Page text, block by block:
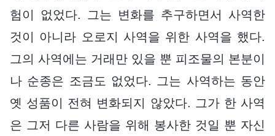
험이 없었다. 그는 변화를 추구하면서 사역한
것이 아니라 오로지 사역을 위한 사역을 했다.
그의 사역에는 거래만 있을 뿐 피조물의 본분이
나 순종은 조금도 없었다. 그는 사역하는 동안
옛 성품이 전혀 변화되지 않았다. 그가 한 사역
은 그저 다른 사람을 위해 봉사한 것일 뿐 자신